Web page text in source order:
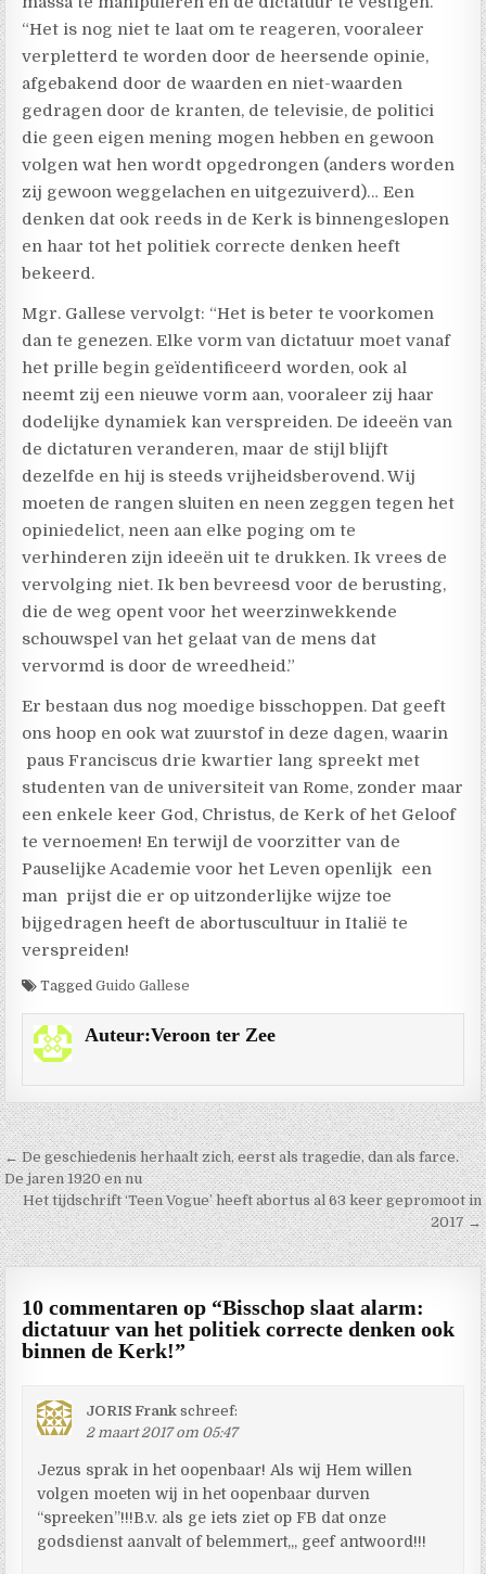
“Het is nog niet te laat om te reageren, vooraleer
verpletterd te worden door de heersende opinie,
afgebakend door de waarden en niet-waarden
gedragen door de kranten, de televisie, de politici
die geen eigen mening mogen hebben en gewoon
volgen wat hen wordt opgedrongen (anders worden
zij gewoon weggelachen en uitgezuiverd)… Een
denken dat ook reeds in de Kerk is binnengeslopen
en haar tot het politiek correcte denken heeft
bekeerd.
Mgr. Gallese vervolgt: “Het is beter te voorkomen
dan te genezen. Elke vorm van dictatuur moet vanaf
het prille begin geïdentificeerd worden, ook al
neemt zij een nieuwe vorm aan, vooraleer zij haar
dodelijke dynamiek kan verspreiden. De ideeën van
de dictaturen veranderen, maar de stijl blijft
dezelfde en hij is steeds vrijheidsberovend. Wij
moeten de rangen sluiten en neen zeggen tegen het
opiniedelict, neen aan elke poging om te
verhinderen zijn ideeën uit te drukken. Ik vrees de
vervolging niet. Ik ben bevreesd voor de berusting,
die de weg opent voor het weerzinwekkende
schouwspel van het gelaat van de mens dat
vervormd is door de wreedheid.”
Er bestaan dus nog moedige bisschoppen. Dat geeft
ons hoop en ook wat zuurstof in deze dagen, waarin
paus Franciscus drie kwartier lang spreekt met
studenten van de universiteit van Rome, zonder maar
een enkele keer God, Christus, de Kerk of het Geloof
te vernoemen! En terwijl de voorzitter van de
Pauselijke Academie voor het Leven openlijk een
man prijst die er op uitzonderlijke wijze toe
bijgedragen heeft de abortuscultuur in Italië te
verspreiden!
TaggedGuido Gallese
Auteur:Veroon ter Zee
Berichtnavigatie
← De geschiedenis herhaalt zich, eerst als tragedie, dan als farce.
De jaren 1920 en nu
Het tijdschrift ‘Teen Vogue’ heeft abortus al 63 keer gepromoot in
2017 →
10 commentaren op “Bisschop slaat alarm:
dictatuur van het politiek correcte denken ook
binnen de Kerk!”
JORIS Frank schreef:
2 maart 2017 om 05:47
Jezus sprak in het oopenbaar! Als wij Hem willen
volgen moeten wij in het oopenbaar durven
“spreeken”!!!B.v. als ge iets ziet op FB dat onze
godsdienst aanvalt of belemmert,,, geef antwoord!!!